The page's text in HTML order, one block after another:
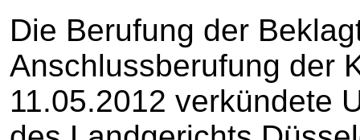
Die Berufung der
Anschlussberufung der
11.05.2012 verkündete